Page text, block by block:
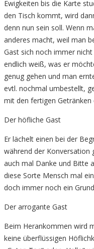
Ewigkeiten bis die Karte
den Tisch kommt, wird
denn nun sein soll. Wenn
anderes macht, weil man
Gast sich noch immer
endlich weiß, was er
genug gehen und man
evtl. nochmal umbestellt,
mit den fertigen
Der höfliche Gast
Er lächelt einen bei der
während der Konversation
auch mal Danke und Bitte
diese Sorte Mensch mal
doch immer noch ein
Der arrogante Gast
Beim Herankommen wird
keine überflüssigen